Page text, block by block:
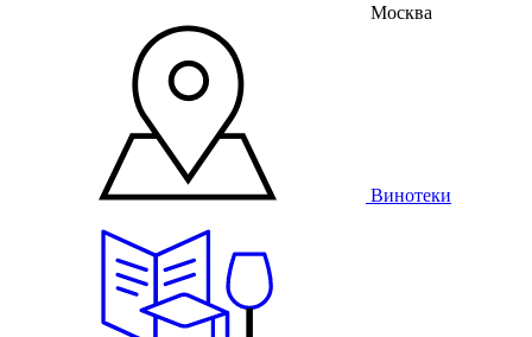
Москва
Винотеки